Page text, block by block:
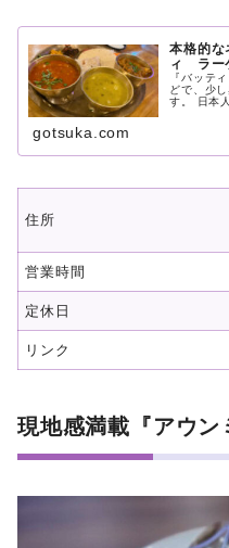
本格的な
ィ ラー
『バッテ
どで、少
す。 日本
た。 今回
ルセット
gotsuka.com
住所
営業時間
定休日
リンク
現地感満載『アウン